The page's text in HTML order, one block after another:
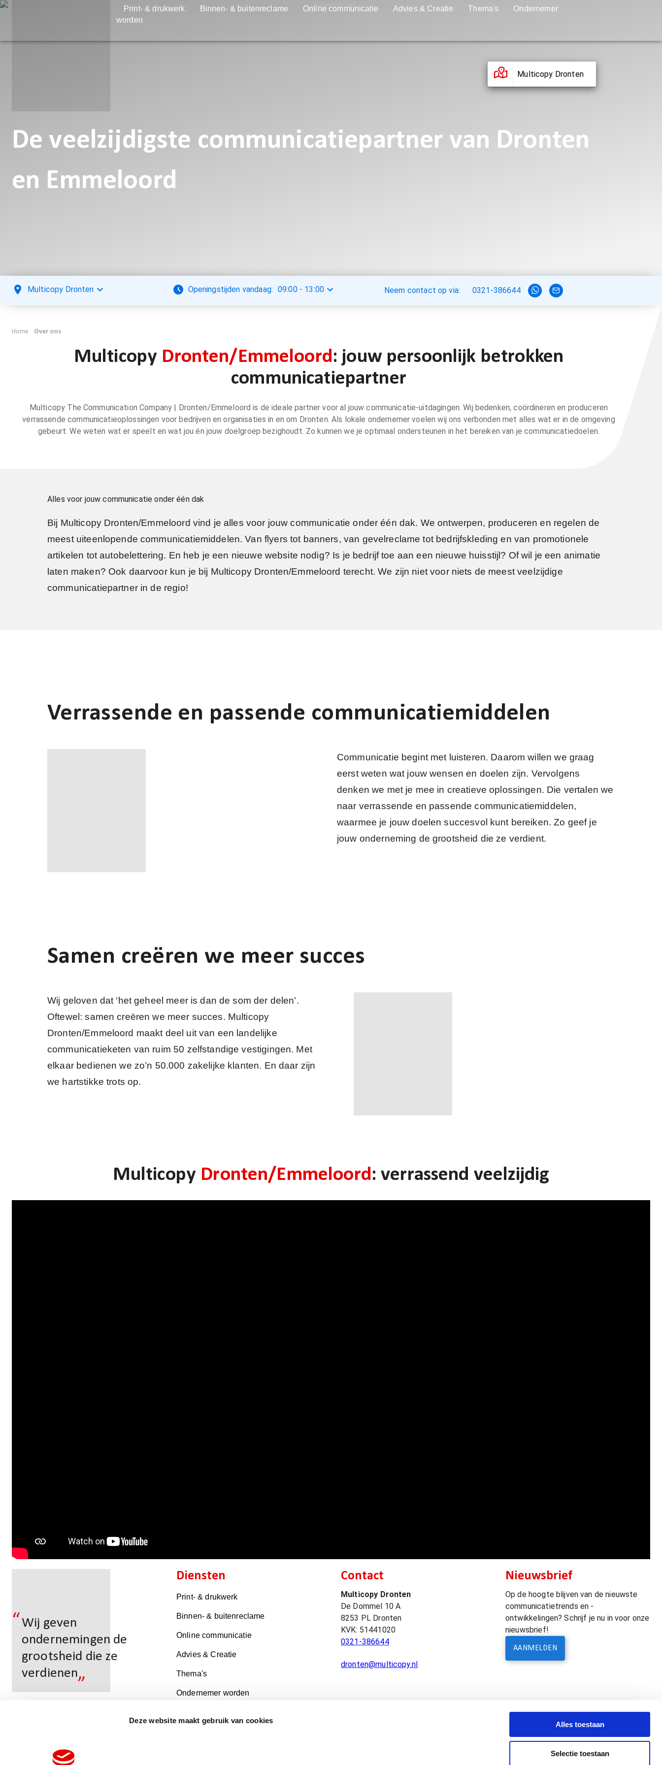
Deze website maakt gebruik van cookies Alles toestaan
Selectie toestaan
Print- & drukwerk Binnen- & buitenreclame Online communicatie Advies & Creatie Thema's
Ondernemer
worden
Multicopy Dronten
De veelzijdigste communicatiepartner van Dronten
en Emmeloord
Multicopy Dronten Openingstijden vandaag: 09:00- 13:00 Neem contact op via: 0321-386644
Home Over ons
Multicopy Dronten/Emmeloord: jouw persoonlijk betrokken
communicatiepartner
Multicopy The Communication Company | Dronten/Emmeloord is de ideale partner voor al jouw communicatie-uitdagingen. Wij bedenken, coördineren en produceren
verrassende communicatieoplossingen voor bedrijven en organisaties in en om Dronten. Als lokale ondernemer voelen wij ons verbonden met alles wat er in de omgeving
gebeurt. We weten wat er speelt en wat jou én jouw doelgroep bezighoudt. Zo kunnen we je optimaal ondersteunen in het bereiken van je communicatiedoelen.
Alles voor jouw communicatie onder één dak
Bij Multicopy Dronten/Emmeloord vind je alles voor jouw communicatie onder één dak. We ontwerpen, produceren en regelen de
meest uiteenlopende communicatiemiddelen. Van flyers tot banners, van gevelreclame tot bedrijfskleding en van promotionele
artikelen tot autobelettering. En heb je een nieuwe website nodig? Is je bedrijf toe aan een nieuwe huisstijl? Of wil je een animatie
laten maken? Ook daarvoor kun je bij Multicopy Dronten/Emmeloord terecht. We zijn niet voor niets de meest veelzijdige
communicatiepartner in de regio!
Verrassende en passende communicatiemiddelen
Communicatie begint met luisteren. Daarom willen we graag
eerst weten wat jouw wensen en doelen zijn. Vervolgens
denken we met je mee in creatieve oplossingen. Die vertalen we
naar verrassende en passende communicatiemiddelen,
waarmee je jouw doelen succesvol kunt bereiken. Zo geef je
jouw onderneming de grootsheid die ze verdient.
Samen creëren we meer succes
Wij geloven dat ‘het geheel meer is dan de som der delen’.
Oftewel: samen creëren we meer succes. Multicopy
Dronten/Emmeloord maakt deel uit van een landelijke
communicatieketen van ruim 50 zelfstandige vestigingen. Met
elkaar bedienen we zo’n 50.000 zakelijke klanten. En daar zijn
we hartstikke trots op.
Multicopy Dronten/Emmeloord: verrassend veelzijdig
“ Wij geven
ondernemingen de
grootsheid die ze
verdienen„
Diensten
Print- & drukwerk
Binnen- & buitenreclame
Online communicatie
Advies & Creatie
Thema's
Ondernemer worden
Contact
Multicopy Dronten
De Dommel 10 A
8253 PL Dronten
KVK: 51441020
0321-386644
dronten@multicopy.nl
Nieuwsbrief
Op de hoogte blijven van de nieuwste
communicatietrends en -
ontwikkelingen? Schrijf je nu in voor onze
nieuwsbrief!
AANMELDEN